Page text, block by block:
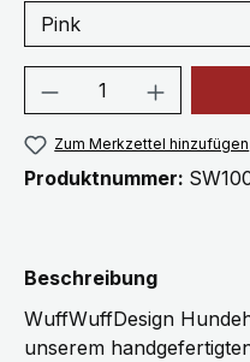
Produkt
Zum Merkzettel hinzufügen
Produktnummer:
Beschreibung
WuffWuffDesign
unserem